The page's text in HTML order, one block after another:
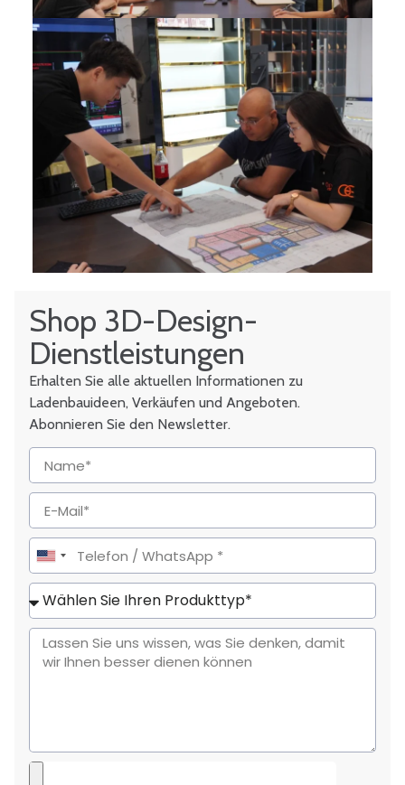
Shop 3D-Design-
Dienstleistungen
Erhalten Sie alle aktuellen Informationen zu
Ladenbauideen, Verkäufen und Angeboten.
Abonnieren Sie den Newsletter.
United
States
+1